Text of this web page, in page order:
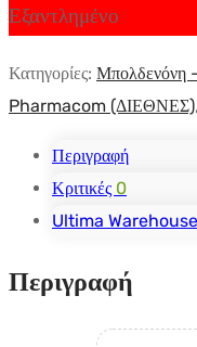
Εξαντλημένο
Κατηγορίες:
Pharmacom (ΔΙΕΘΝΕΣ),
Περιγραφή
Κριτικές 0
Ultima Warehouse
Περιγραφή